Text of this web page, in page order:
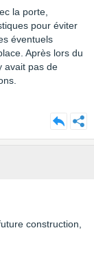
la porte,
pour éviter
éventuels
Après lors du
avait pas de
construction,